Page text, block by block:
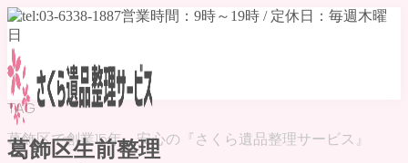
葛飾区で創業15年、安心の『さくら遺品整理サービス』
TAG
葛飾区生前整理